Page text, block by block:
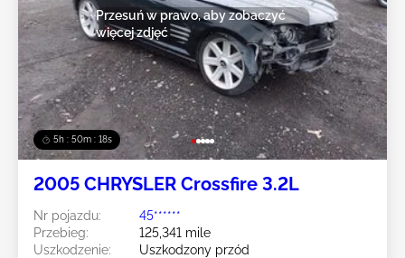
5h : 50m : 16s
Przesuń w prawo, aby zobaczyć
więcej zdjęć
2005 CHRYSLER Crossfire 3.2L
Nr pojazdu:
45******
Przebieg:
125,341 mile
Uszkodzenie:
Uszkodzony przód